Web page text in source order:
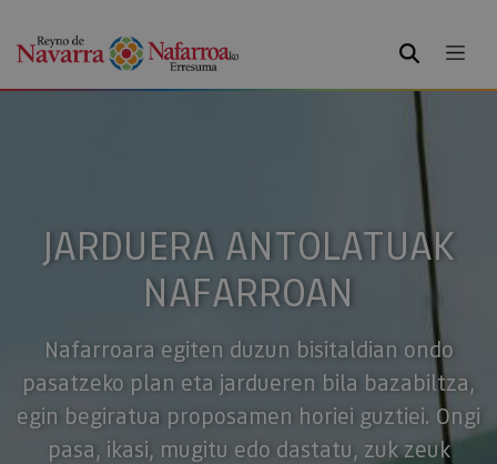
BILATU
JARDUERA ANTOLATUAK
NAFARROAN
Nafarroara egiten duzun bisitaldian ondo
pasatzeko plan eta jardueren bila bazabiltza,
egin begiratua proposamen horiei guztiei. Ongi
pasa, ikasi, mugitu edo dastatu, zuk zeuk